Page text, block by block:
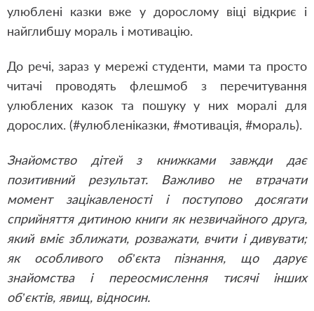
улюблені казки вже у дорослому віці відкриє і
найглибшу мораль і мотивацію.
До речі, зараз у мережі студенти, мами та просто
читачі проводять флешмоб з перечитування
улюблених казок та пошуку у них моралі для
дорослих. (#улюбленіказки, #мотивація, #мораль).
Знайомство дітей з книжками завжди дає
позитивний результат. Важливо не втрачати
момент зацікавленості і поступово досягати
сприйняття дитиною книги як незвичайного друга,
який вміє зближати, розважати, вчити і дивувати;
як особливого об’єкта пізнання, що дарує
знайомства і переосмислення тисячі інших
об’єктів, явищ, відносин.